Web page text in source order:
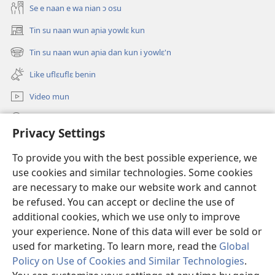
Privacy Settings
To provide you with the best possible experience, we
use cookies and similar technologies. Some cookies
are necessary to make our website work and cannot
be refused. You can accept or decline the use of
additional cookies, which we use only to improve
your experience. None of this data will ever be sold or
used for marketing. To learn more, read the Global
Policy on Use of Cookies and Similar Technologies.
Se e naan e wa nian ɔ osu
Tin su naan wun aɲia yowlɛ kun
(opens
new
window)
Tin su naan wun aɲia dan kun i yowlɛ'n
(opens
new
window)
Like uflɛuflɛ benin
Video mun
(opens
window)ƐNTƐNƐTI SU FLUWA SIEWLƐ Watchtower™
(opens
new
window)JW Hub ®
(opens
new
window)